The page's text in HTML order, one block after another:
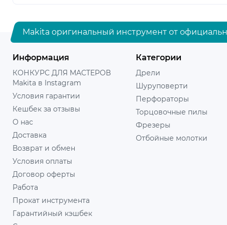
Makita оригинальный инструмент от
Информация
КОНКУРС ДЛЯ МАСТЕРОВ
Makita в Instagram
Условия гарантии
Кешбек за отзывы
О нас
Доставка
Возврат и обмен
Условия оплаты
Договор оферты
Работа
Прокат инструмента
Гарантийный кэшбек
Категории
Дрели
Шуруповерти
Перфораторы
Торцовочные пилы
Фрезеры
Отбойные молотки